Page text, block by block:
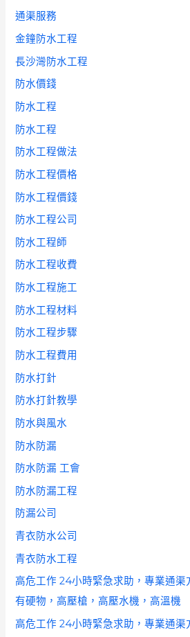
通渠服務
金鐘防水工程
長沙灣防水工程
防水價錢
防水工程
防水工程
防水工程做法
防水工程價格
防水工程價錢
防水工程公司
防水工程師
防水工程收費
防水工程施工
防水工程材料
防水工程步驟
防水工程費用
防水打針
防水打針教學
防水與風水
防水防漏
防水防漏 工會
防水防漏工程
防漏公司
青衣防水公司
青衣防水工程
高危工作 24小時緊急求助，專業通渠
有硬物，高壓槍，高壓水機，高溫機
高危工作 24小時緊急求助，專業通渠